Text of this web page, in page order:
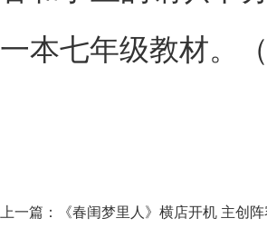
一本七年级教材。
上一篇： 《春闺梦里人》横店开机 主创